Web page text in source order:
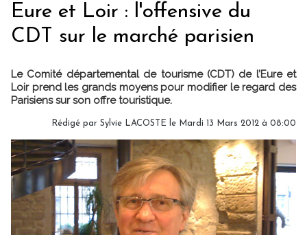
Eure et Loir : l'offensive du
CDT sur le marché parisien
Le Comité départemental de tourisme (CDT) de l’Eure et
Loir prend les grands moyens pour modifier le regard des
Parisiens sur son offre touristique.
Rédigé par Sylvie LACOSTE le Mardi 13 Mars 2012 à 08:00